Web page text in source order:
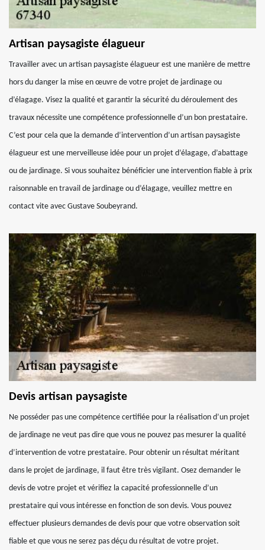
Artisan paysagiste élagueur
Travailler avec un artisan paysagiste élagueur est une manière de mettre
hors du danger la mise en œuvre de votre projet de jardinage ou
d’élagage. Visez la qualité et garantir la sécurité du déroulement des
travaux nécessite une compétence professionnelle d’un bon prestataire.
C’est pour cela que la demande d’intervention d’un artisan paysagiste
élagueur est une merveilleuse idée pour un projet d’élagage, d’abattage
ou de jardinage. Si vous souhaitez bénéficier une intervention fiable à prix
raisonnable en travail de jardinage ou d’élagage, veuillez mettre en
contact vite avec Gustave Soubeyrand.
Devis artisan paysagiste
Ne posséder pas une compétence certifiée pour la réalisation d’un projet
de jardinage ne veut pas dire que vous ne pouvez pas mesurer la qualité
d’intervention de votre prestataire. Pour obtenir un résultat méritant
dans le projet de jardinage, il faut être très vigilant. Osez demander le
devis de votre projet et vérifiez la capacité professionnelle d’un
prestataire qui vous intéresse en fonction de son devis. Vous pouvez
effectuer plusieurs demandes de devis pour que votre observation soit
fiable et que vous ne serez pas déçu du résultat de votre projet.